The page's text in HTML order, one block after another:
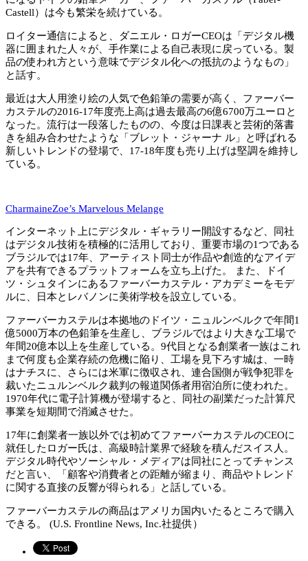
Castell）は今も繁栄を続けている。
ロイター通信によると、ダニエル・ロガーCEOは「デジタル機
器に囲まれた人々が、手作業による自己表現に戻っている。製
品の使われ方という意味でデジタル化への抵抗のようなもの」
と話す。
最近は大人用塗り絵の人気で色鉛筆の需要が高く、ファーバー
カステルの2016-17年度売上高は過去最高の6億6700万ユーロと
なった。流行は一段落したものの、今度は日課表と芸術的落書
きを組み合わせたような「ブレット・ジャーナ ル」と呼ばれる
新しいトレンドの登場で、17-18年度も売り上げは堅調を維持し
ている。
CharmaineZoe’s Marvelous Melange
インターネット上にデジタル・ギャラリー開設するなど、同社
はデジタル技術を積極的に活用しており、重要市場の1つである
ブラジルでは17年、アーティスト同士が作品や創造的なアイデ
アを共有できるプラットフォームを立ち上げた。 また、ドイ
ツ・シュタインにあるファーバーカステル・アカデミーをモデ
ルに、日本とレバノンに美術学校を設立している。
ファーバーカステルは本拠地のドイツ・ニュルンベルクで年間1
億5000万本の色鉛筆を生産し、ブラジルではより大きな工場で
年間20億本以上を生産している。9代目となる創業者一族はこれ
まで何度も企業存続の危機に陥り、工場を見下ろす城は、一時
はナチスに、さらには米軍に徴収され、連合国側が戦争犯罪を
裁いたニュルンベルク裁判の報道関係者用宿泊所に使われた。
1970年代に電子計算機が登場すると、同社の副業だった計算尺
事業を短期間で消滅させた。
17年に創業者一族以外では初めてファーバーカステルのCEOに
就任したロガー氏は、高級時計業界で経験を積んだスイス人。
デジタル時代やソーシャル・メディアは同社にとってチャンス
だと言い、「顧客や消費者との距離が縮まり、商品やトレンド
に関する直接の反響が得られる」と話している。
ファーバーカステルの商品はアメリカ国内いたるところで購入
できる。 (U.S. Frontline News, Inc.社提供）